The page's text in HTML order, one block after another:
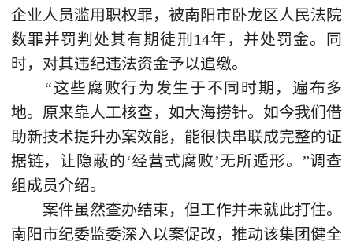
企业人员滥用职权罪，被南阳市卧龙区人民法院
数罪并罚判处其有期徒刑14年，并处罚金。同
时，对其违纪违法资金予以追缴。
“这些腐败行为发生于不同时期，遍布多
地。原来靠人工核查，如大海捞针。如今我们借
助新技术提升办案效能，能很快串联成完整的证
据链，让隐蔽的‘经营式腐败’无所遁形。”调查
组成员介绍。
案件虽然查办结束，但工作并未就此打住。
南阳市纪委监委深入以案促改，推动该集团健全